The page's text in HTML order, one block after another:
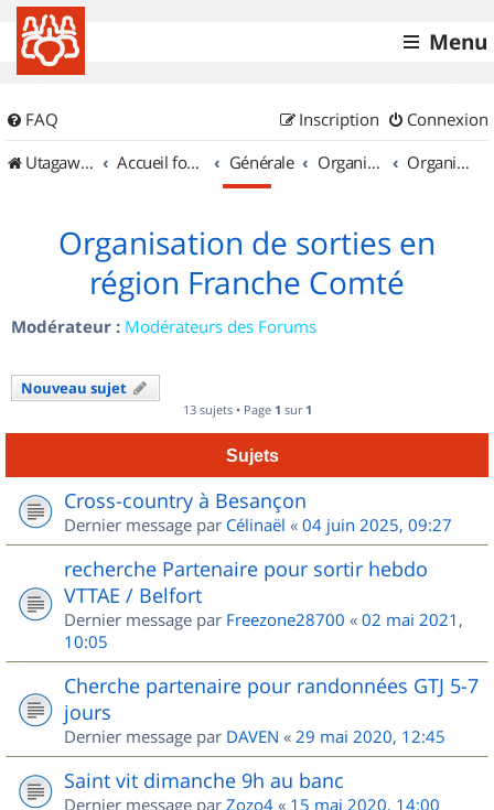
Menu
FAQ Connexion
Inscription
UtagawaVTT (Randos VTT et VTTAE avec traces GPS)
Accueil forum Générale Organisation de sorties & Recherche de partenaires Organisation de sorties en région Franche Comté
Organisation de sorties en
région Franche Comté
Modérateur : Modérateurs des Forums
Nouveau sujet
13 sujets • Page 1 sur 1
Sujets
Cross-country à Besançon
Dernier message par Célinaël « 04 juin 2025, 09:27
recherche Partenaire pour sortir hebdo
VTTAE / Belfort
Dernier message par Freezone28700 « 02 mai 2021,
10:05
Cherche partenaire pour randonnées GTJ 5-7
jours
Dernier message par DAVEN « 29 mai 2020, 12:45
Saint vit dimanche 9h au banc
Dernier message par Zozo4 « 15 mai 2020, 14:00